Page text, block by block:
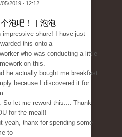
05/2019 - 12:12
个泡吧！ | 泡泡
impressive share! I have just
this onto a
who was conducting a little
on this.
he actually bought me breakfast
because I discovered it for
So let me reword this.... Thank
for the meal!!
yeah, thanx for spending some
to